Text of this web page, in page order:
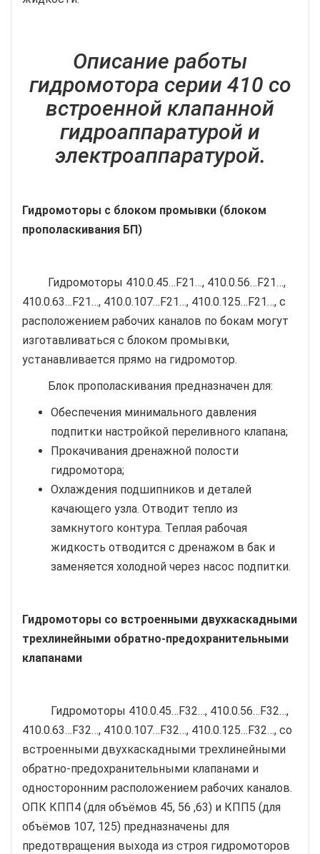
Описание работы
гидромотора серии 410 со
встроенной клапанной
гидроаппаратурой и
электроаппаратурой.
Гидромоторы с блоком промывки (блоком
прополаскивания БП)
Гидромоторы 410.0.45…F21…, 410.0.56…F21…,
410.0.63…F21…, 410.0.107…F21…, 410.0.125…F21…, с
расположением рабочих каналов по бокам могут
изготавливаться с блоком промывки,
устанавливается прямо на гидромотор.
Блок прополаскивания предназначен для:
Обеспечения минимального давления
подпитки настройкой переливного клапана;
Прокачивания дренажной полости
гидромотора;
Охлаждения подшипников и деталей
качающего узла. Отводит тепло из
замкнутого контура. Теплая рабочая
жидкость отводится с дренажом в бак и
заменяется холодной через насос подпитки.
Гидромоторы со встроенными двухкаскадными
трехлинейными обратно-предохранительными
клапанами
Гидромоторы 410.0.45…F32…, 410.0.56…F32…,
410.0.63…F32…, 410.0.107…F32…, 410.0.125…F32…, со
встроенными двухкаскадными трехлинейными
обратно-предохранительными клапанами и
односторонним расположением рабочих каналов.
ОПК КПП4 (для объёмов 45, 56 ,63) и КПП5 (для
объёмов 107, 125) предназначены для
предотвращения выхода из строя гидромоторов